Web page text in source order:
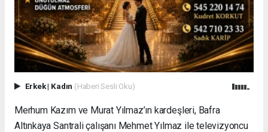
Erkek| Kadın (Haberi Sesli Oku)
Merhum Kazım ve Murat Yılmaz’ın kardeşleri, Bafra
Altınkaya Santrali çalışanı Mehmet Yılmaz ile televizyoncu